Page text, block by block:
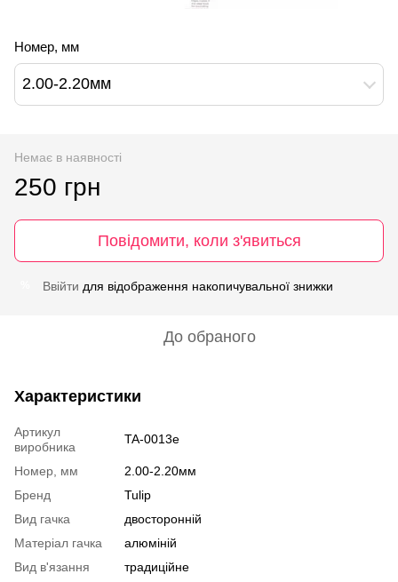
Номер, мм
2.00-2.20мм
Немає в наявності
250 грн
Повідомити, коли з'явиться
Ввійти для відображення накопичувальної знижки
До обраного
Характеристики
Артикул
виробника
TA-0013e
Номер, мм
2.00-2.20мм
Бренд
Tulip
Вид гачка
двосторонній
Матеріал гачка
алюміній
Вид в'язання
традиційне